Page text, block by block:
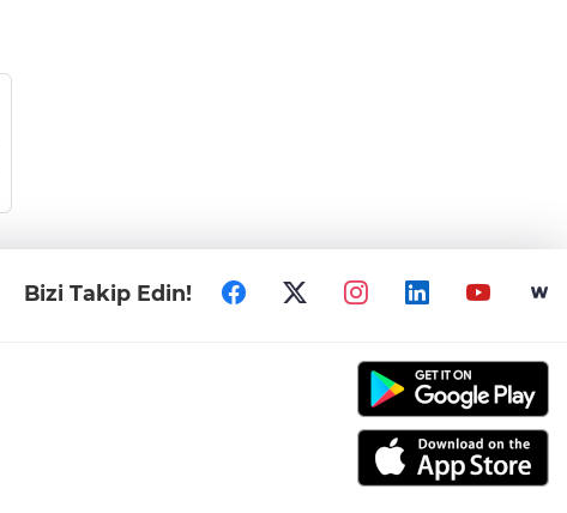
Bizi Takip Edin!